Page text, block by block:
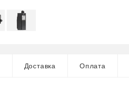
Доставка Оплата